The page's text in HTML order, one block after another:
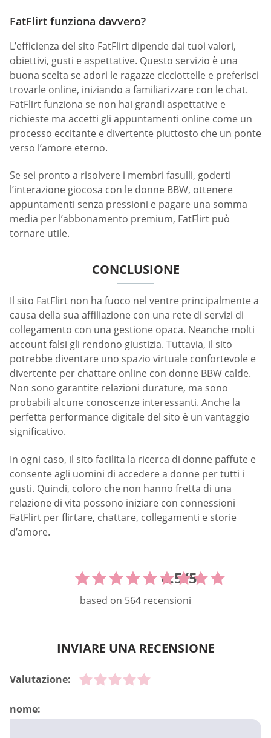
FatFlirt funziona davvero?
L’efficienza del sito FatFlirt dipende dai tuoi valori,
obiettivi, gusti e aspettative. Questo servizio è una
buona scelta se adori le ragazze cicciottelle e preferisci
trovarle online, iniziando a familiarizzare con le chat.
FatFlirt funziona se non hai grandi aspettative e
richieste ma accetti gli appuntamenti online come un
processo eccitante e divertente piuttosto che un ponte
verso l’amore eterno.
Se sei pronto a risolvere i membri fasulli, goderti
l’interazione giocosa con le donne BBW, ottenere
appuntamenti senza pressioni e pagare una somma
media per l’abbonamento premium, FatFlirt può
tornare utile.
CONCLUSIONE
Il sito FatFlirt non ha fuoco nel ventre principalmente a
causa della sua affiliazione con una rete di servizi di
collegamento con una gestione opaca. Neanche molti
account falsi gli rendono giustizia. Tuttavia, il sito
potrebbe diventare uno spazio virtuale confortevole e
divertente per chattare online con donne BBW calde.
Non sono garantite relazioni durature, ma sono
probabili alcune conoscenze interessanti. Anche la
perfetta performance digitale del sito è un vantaggio
significativo.
In ogni caso, il sito facilita la ricerca di donne paffute e
consente agli uomini di accedere a donne per tutti i
gusti. Quindi, coloro che non hanno fretta di una
relazione di vita possono iniziare con connessioni
FatFlirt per flirtare, chattare, collegamenti e storie
d’amore.
4.5/5
based on 564 recensioni
INVIARE UNA RECENSIONE
Valutazione:
nome: